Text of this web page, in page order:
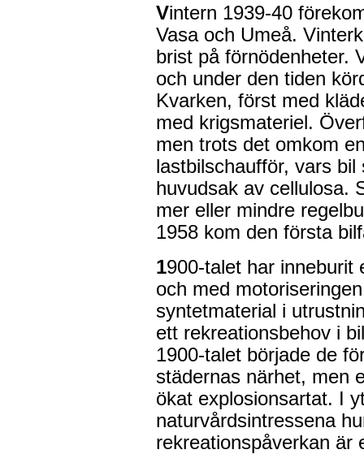
Vintern 1939-40
Vasa och Umeå.
brist på förnödenheter.
och under den tiden
Kvarken, först med
med krigsmateriel.
men trots det omkom
lastbilschaufför, vars
huvudsak av cellulosa.
mer eller mindre
1958 kom den första
1900-talet har inneburit
och med
syntetmaterial i
ett rekreationsbehov i
1900-talet började de
städernas närhet, men
ökat explosionsartat. I
naturvårdsintressena
rekreationspåverkan är